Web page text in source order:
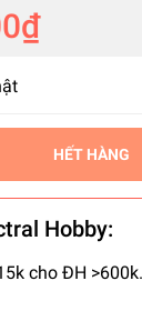
HẾT HÀNG
Hobby:
cho ĐH